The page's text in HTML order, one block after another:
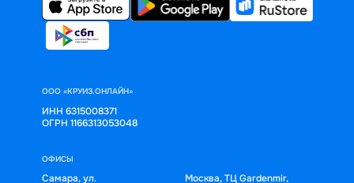
ООО «КРУИЗ.ОНЛАЙН»
ИНН 6315008371
ОГРН 1166313053048
ОФИСЫ
Самара, ул. Москва, ТЦ Gardenmir,